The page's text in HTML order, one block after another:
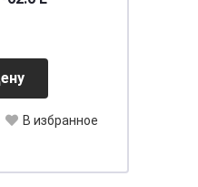
В избранное